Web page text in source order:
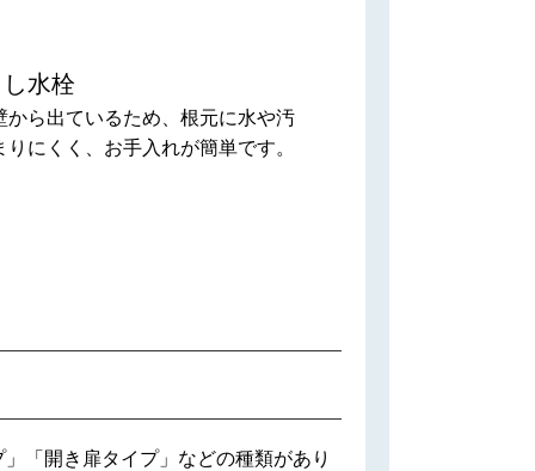
水栓
から出ているため、根元に水や汚
りにくく、お手入れが簡単です。
「開き扉タイプ」などの種類があり